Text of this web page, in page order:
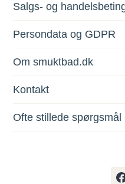
Salgs- og
Persondata og GDPR
Om smuktbad.dk
Kontakt
Ofte stillede